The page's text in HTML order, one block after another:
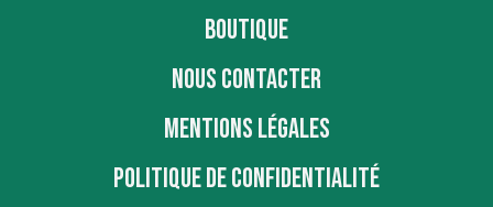
BOUTIQUE
NOUS CONTACTER
MENTIONS LÉGALES
POLITIQUE DE CONFIDENTIALITÉ